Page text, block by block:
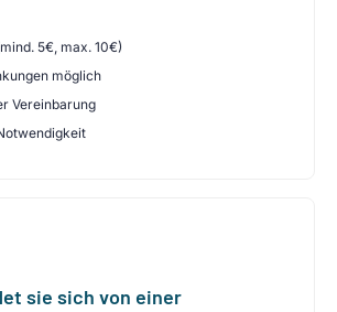
5€, max. 10€)
möglich
Vereinbarung
sie sich von einer